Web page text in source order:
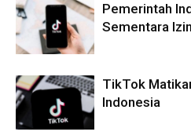
Pemerintah
Sementara
TikTok
Indonesia